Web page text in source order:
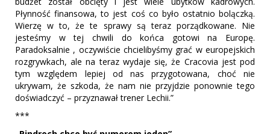
Płynność finansowa, to jest coś co było ostatnio bolączką.
Wierzę w to, że te sprawy są teraz porządkowane. Nie
jesteśmy w tej chwili do końca gotowi na Europę.
Paradoksalnie , oczywiście chcielibyśmy grać w europejskich
rozgrywkach, ale na teraz wydaje się, że Cracovia jest pod
tym względem lepiej od nas przygotowana, choć nie
ukrywam, że szkoda, że nam nie przyjdzie ponownie tego
doświadczyć – przyznawał trener Lechii.”
***